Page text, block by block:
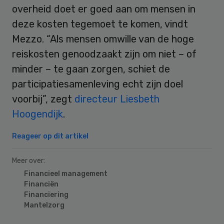
overheid doet er goed aan om mensen in
deze kosten tegemoet te komen, vindt
Mezzo. “Als mensen omwille van de hoge
reiskosten genoodzaakt zijn om niet – of
minder – te gaan zorgen, schiet de
participatiesamenleving echt zijn doel
voorbij”, zegt directeur Liesbeth
Hoogendijk.
Reageer op dit artikel
Meer over:
Financieel management
Financiën
Financiering
Mantelzorg